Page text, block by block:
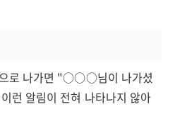
으로 나가면 "○○○님이 나가셨
런 알림이 전혀 나타나지 않아